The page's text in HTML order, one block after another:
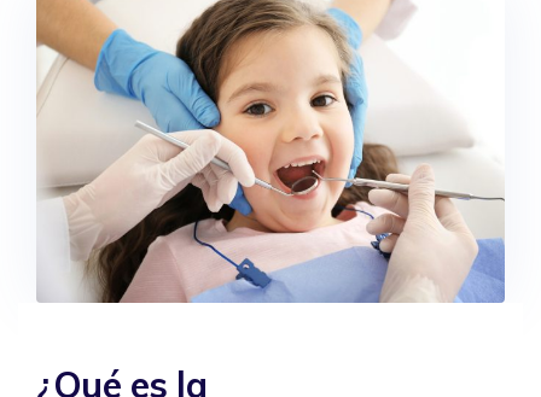
¿Qué es la